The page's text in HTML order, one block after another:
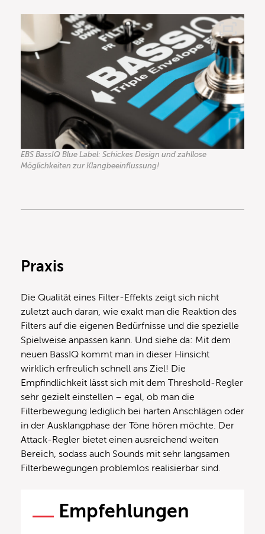
EBS BassIQ Blue Label: Schickes Design und zahllose
Möglichkeiten zur Klangbeeinflussung!
Praxis
Die Qualität eines Filter-Effekts zeigt sich nicht
zuletzt auch daran, wie exakt man die Reaktion des
Filters auf die eigenen Bedürfnisse und die spezielle
Spielweise anpassen kann. Und siehe da: Mit dem
neuen BassIQ kommt man in dieser Hinsicht
wirklich erfreulich schnell ans Ziel! Die
Empfindlichkeit lässt sich mit dem Threshold-Regler
sehr gezielt einstellen – egal, ob man die
Filterbewegung lediglich bei harten Anschlägen oder
in der Ausklangphase der Töne hören möchte. Der
Attack-Regler bietet einen ausreichend weiten
Bereich, sodass auch Sounds mit sehr langsamen
Filterbewegungen problemlos realisierbar sind.
Empfehlungen